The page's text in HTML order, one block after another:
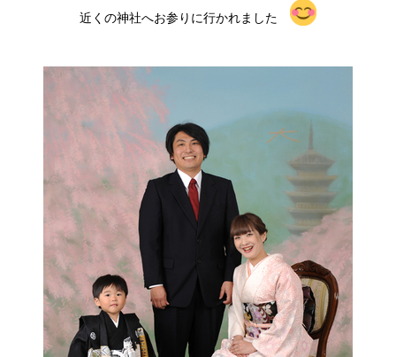
近くの神社へお参りに行かれました